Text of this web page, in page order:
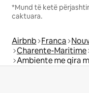
*Mund të ketë
caktuara.
Airbnb Franca
Charente-Maritime
Ambiente me qira